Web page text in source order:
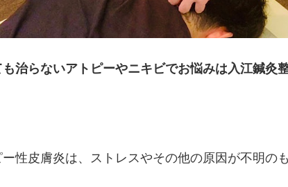
治らないアトピーやニキビでお悩みは入江鍼灸
性皮膚炎は、ストレスやその他の原因が不明の